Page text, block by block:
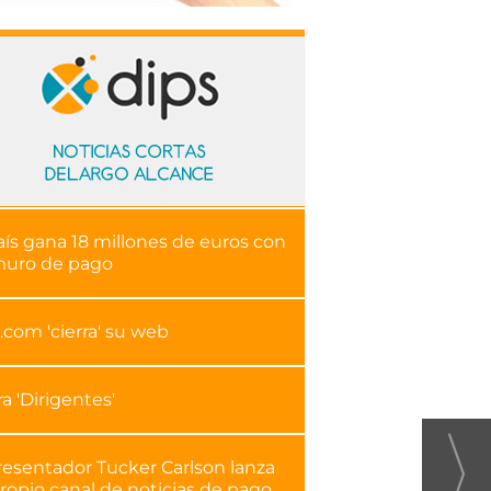
gana 18 millones de euros con
de pago
'cierra' su web
'Dirigentes'
Tucker Carlson lanza